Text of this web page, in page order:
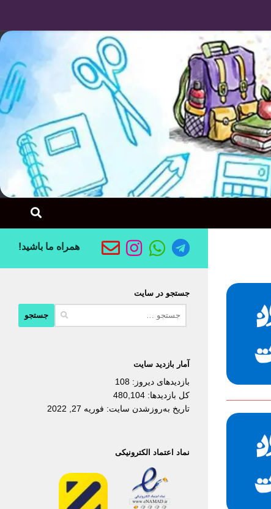
همراه ما باشید!
جستجو در سایت
آمار بازدید سایت
بازدیدهای دیروز: 108
کل بازدیدها: 480,104
تاریخ به‌روزشدن سایت: فوریه 27, 2022
نماد اعتماد الکترونیکی